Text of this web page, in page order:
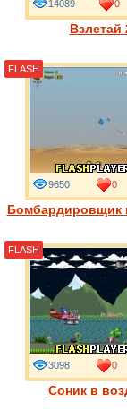
Взлетай
14089 0
Бомбардировщик
9650 0
FLASH
Соник в
3098 0
FLASH